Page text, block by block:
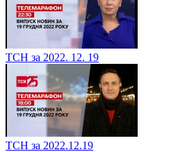
ТСН за 2022. 12. 19
ТСН за 2022.12.19